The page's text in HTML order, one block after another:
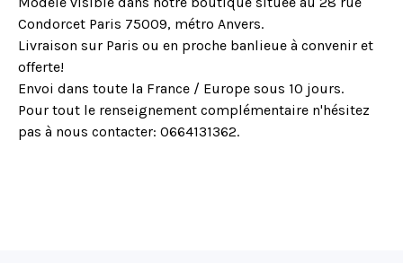
Condorcet Paris 75009, métro Anvers.
Livraison sur Paris ou en proche banlieue à convenir et
offerte!
Envoi dans toute la France / Europe sous 10 jours.
Pour tout le renseignement complémentaire n'hésitez
pas à nous contacter: 0664131362.